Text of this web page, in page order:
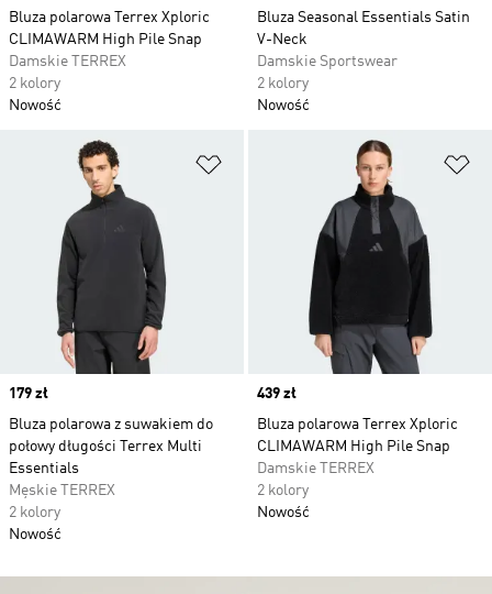
Bluza polarowa Terrex Xploric
CLIMAWARM High Pile Snap
Damskie TERREX
2 kolory
Nowość
Bluza Seasonal Essentials Satin
V-Neck
Damskie Sportswear
2 kolory
Nowość
Dodaj do listy życzeń
Price
179 zł
Bluza polarowa z suwakiem do
połowy długości Terrex Multi
Essentials
Męskie TERREX
2 kolory
Nowość
Price
439 zł
Bluza polarowa Terrex Xploric
CLIMAWARM High Pile Snap
Damskie TERREX
2 kolory
Nowość